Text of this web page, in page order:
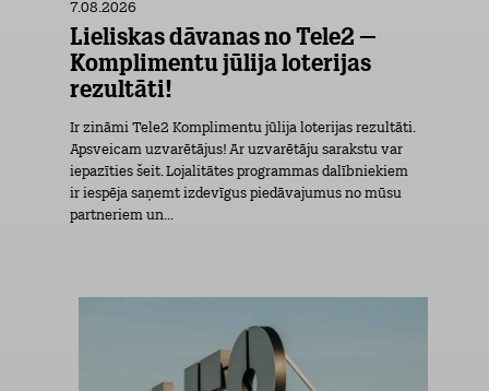
7.08.2026
Lieliskas dāvanas no Tele2 –
Komplimentu jūlija loterijas
rezultāti!
Ir zināmi Tele2 Komplimentu jūlija loterijas rezultāti.
Apsveicam uzvarētājus! Ar uzvarētāju sarakstu var
iepazīties šeit. Lojalitātes programmas dalībniekiem
ir iespēja saņemt izdevīgus piedāvajumus no mūsu
partneriem un...